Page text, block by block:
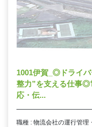
1001伊賀_◎ドライ
整力”を支える仕事◎
応・伝...
職種 : 物流会社の運行管理